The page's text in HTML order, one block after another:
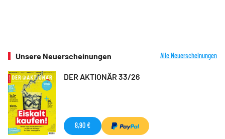
Unsere Neuerscheinungen Alle Neuerscheinungen
DER AKTIONÄR 33/26
8,90 €